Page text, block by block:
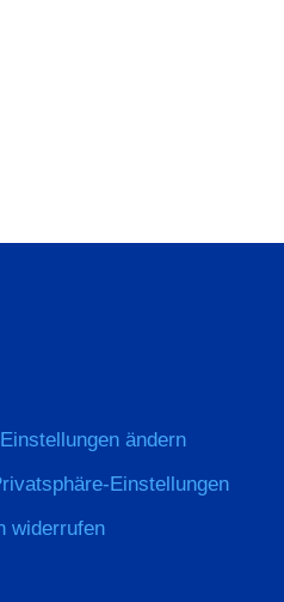
ändern
Einstellungen
widerrufen